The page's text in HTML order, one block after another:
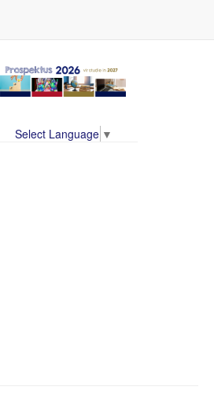
Select Language ▼